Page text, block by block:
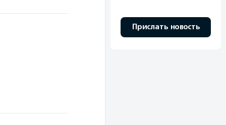
Прислать новость